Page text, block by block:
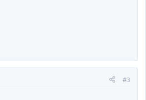
#3